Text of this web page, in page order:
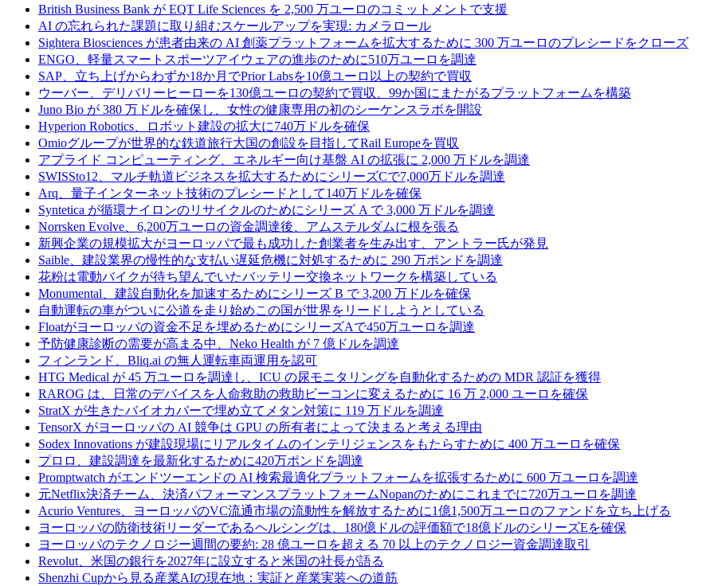
British Business Bank が EQT Life Sciences を 2,500 万ユーロのコミットメントで支援
AI の忘れられた課題に取り組むスケールアップを実現: カメラロール
Sightera Biosciences が患者由来の AI 創薬プラットフォームを拡大するために 300 万ユーロのプレシードをクローズ
ENGO、軽量スマートスポーツアイウェアの進歩のために510万ユーロを調達
SAP、立ち上げからわずか18か月でPrior Labsを10億ユーロ以上の契約で買収
ウーバー、デリバリーヒーローを130億ユーロの契約で買収、99か国にまたがるプラットフォームを構築
Juno Bio が 380 万ドルを確保し、女性の健康専用の初のシーケンスラボを開設
Hyperion Robotics、ロボット建設の拡大に740万ドルを確保
Omioグループが世界的な鉄道旅行大国の創設を目指してRail Europeを買収
アプライド コンピューティング、エネルギー向け基盤 AI の拡張に 2,000 万ドルを調達
SWISSto12、マルチ軌道ビジネスを拡大するためにシリーズCで7,000万ドルを調達
Arq、量子インターネット技術のプレシードとして140万ドルを確保
Syntetica が循環ナイロンのリサイクルのためにシリーズ A で 3,000 万ドルを調達
Norrsken Evolve、6,200万ユーロの資金調達後、アムステルダムに根を張る
新興企業の規模拡大がヨーロッパで最も成功した創業者を生み出す、アントラー氏が発見
Saible、建設業界の慢性的な支払い遅延危機に対処するために 290 万ポンドを調達
花粉は電動バイクが待ち望んでいたバッテリー交換ネットワークを構築している
Monumental、建設自動化を加速するためにシリーズ B で 3,200 万ドルを確保
自動運転の車がついに公道を走り始めこの国が世界をリードしようとしている
Floatがヨーロッパの資金不足を埋めるためにシリーズAで450万ユーロを調達
予防健康診断の需要が高まる中、Neko Health が 7 億ドルを調達
フィンランド、Bliq.ai の無人運転車両運用を認可
HTG Medical が 45 万ユーロを調達し、ICU の尿モニタリングを自動化するための MDR 認証を獲得
RAROG は、日常のデバイスを人命救助の救助ビーコンに変えるために 16 万 2,000 ユーロを確保
StratX が生きたバイオカバーで埋め立てメタン対策に 119 万ドルを調達
TensorX がヨーロッパの AI 競争は GPU の所有者によって決まると考える理由
Sodex Innovations が建設現場にリアルタイムのインテリジェンスをもたらすために 400 万ユーロを確保
プロロ、建設調達を最新化するために420万ポンドを調達
Promptwatch がエンドツーエンドの AI 検索最適化プラットフォームを拡張するために 600 万ユーロを調達
元Netflix決済チーム、決済パフォーマンスプラットフォームNopanのためにこれまでに720万ユーロを調達
Acurio Ventures、ヨーロッパのVC流通市場の流動性を解放するために1億1,500万ユーロのファンドを立ち上げる
ヨーロッパの防衛技術リーダーであるヘルシングは、180億ドルの評価額で18億ドルのシリーズEを確保
ヨーロッパのテクノロジー週間の要約: 28 億ユーロを超える 70 以上のテクノロジー資金調達取引
Revolut、米国の銀行を2027年に設立すると米国の社長が語る
Shenzhi Cupから見る産業AIの現在地：実証と産業実装への道筋